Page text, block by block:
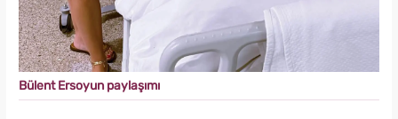
Bülent Ersoyun paylaşımı